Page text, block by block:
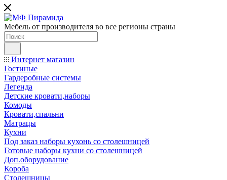
Мебель от производителя во все регионы страны
Интернет магазин
Гостиные
Гардеробные системы
Легенда
Детские кровати,наборы
Комоды
Кровати,спальни
Матрацы
Кухни
Под заказ наборы кухонь со столешницей
Готовые наборы кухни со столешницей
Доп.оборудование
Короба
Столешницы